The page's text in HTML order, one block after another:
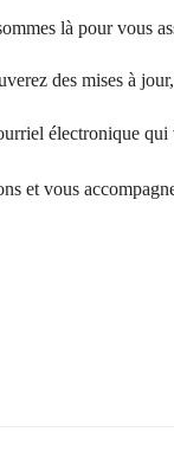
là pour vous
des mises à
électronique qui
et vous